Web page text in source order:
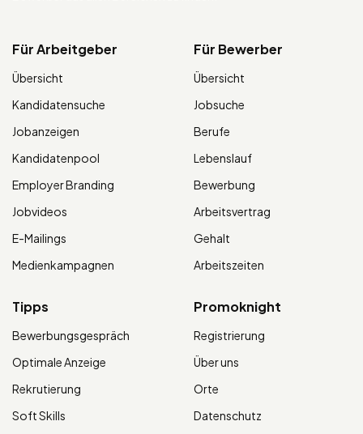
Für Arbeitgeber
Übersicht
Kandidatensuche
Jobanzeigen
Kandidatenpool
Employer Branding
Jobvideos
E-Mailings
Medienkampagnen
Für Bewerber
Übersicht
Jobsuche
Berufe
Lebenslauf
Bewerbung
Arbeitsvertrag
Gehalt
Arbeitszeiten
Tipps
Bewerbungsgespräch
Optimale Anzeige
Rekrutierung
Soft Skills
Promoknight
Registrierung
Über uns
Orte
Datenschutz